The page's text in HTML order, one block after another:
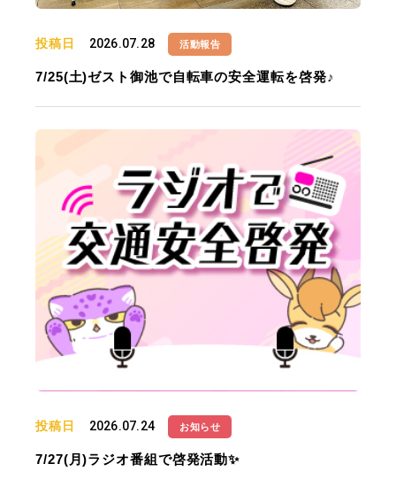
投稿日 2026.07.28 活動報告
7/25(土)ゼスト御池で自転車の安全運転を啓発♪
投稿日 2026.07.24 お知らせ
7/27(月)ラジオ番組で啓発活動✨